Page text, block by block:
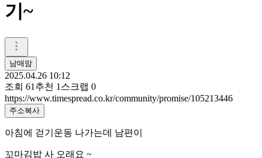
기~
남매맘
2025.04.26 10:12
조회 61 추천 1 스크랩 0
https://www.timespread.co.kr/community/promise/105213446
주소복사
아침에 걷기운동 나가는데 남편이
꼬마김밥 사 오래요 ~